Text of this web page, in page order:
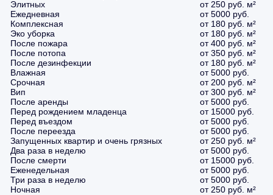
Элитных
от 250 руб. м²
Ежедневная
от 5000 руб.
Комплексная
от 180 руб. м²
Эко уборка
от 180 руб. м²
После пожара
от 400 руб. м²
После потопа
от 350 руб. м²
После дезинфекции
от 180 руб. м²
Влажная
от 5000 руб.
Срочная
от 200 руб. м²
Вип
от 300 руб. м²
После аренды
от 5000 руб.
Перед рождением младенца
от 15000 руб.
Перед въездом
от 5000 руб.
После переезда
от 5000 руб.
Запущенных квартир и очень грязных
от 250 руб. м²
Два раза в неделю
от 5000 руб.
После смерти
от 15000 руб.
Еженедельная
от 5000 руб.
Три раза в неделю
от 5000 руб.
Ночная
от 250 руб. м²